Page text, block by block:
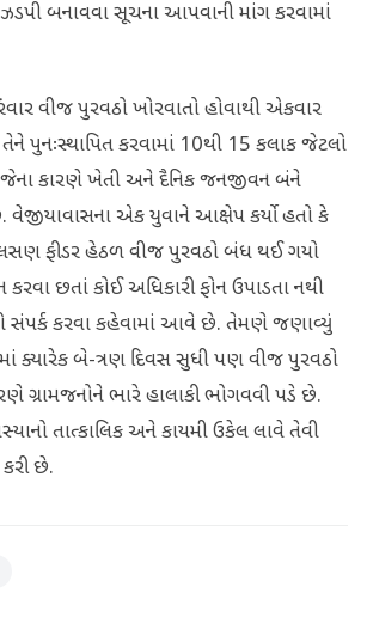
ઝડપી બનાવવા સૂચના આપવાની માંગ કરવામાં
વીજ પુરવઠો ખોરવાતો હોવાથી એકવાર
પુનઃસ્થાપિત કરવામાં 10થી 15 કલાક જેટલો
કારણે ખેતી અને દૈનિક જનજીવન બંને
વેજીયાવાસના એક યુવાને આક્ષેપ કર્યો હતો કે
ફીડર હેઠળ વીજ પુરવઠો બંધ થઈ ગયો
છતાં કોઈ અધિકારી ફોન ઉપાડતા નથી
સંપર્ક કરવા કહેવામાં આવે છે. તેમણે જણાવ્યું
ક્યારેક બે-ત્રણ દિવસ સુધી પણ વીજ પુરવઠો
ગ્રામજનોને ભારે હાલાકી ભોગવવી પડે છે.
તાત્કાલિક અને કાયમી ઉકેલ લાવે તેવી
છે.